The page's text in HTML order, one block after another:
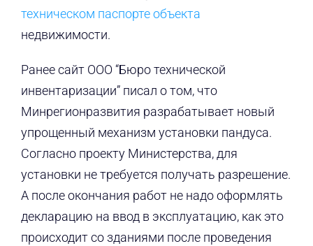
техническом паспорте объекта
недвижимости.
Ранее сайт ООО “Бюро технической
инвентаризации” писал о том, что
Минрегионразвития разрабатывает новый
упрощенный механизм установки пандуса.
Согласно проекту Министерства, для
установки не требуется получать разрешение.
А после окончания работ не надо оформлять
декларацию на ввод в эксплуатацию, как это
происходит со зданиями после проведения